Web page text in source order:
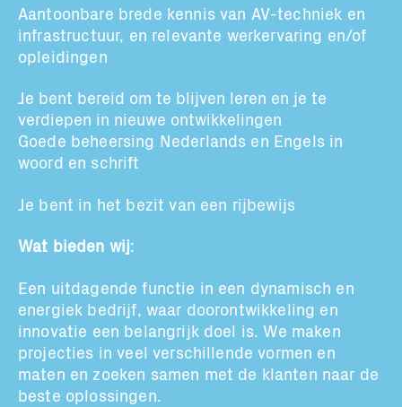
Aantoonbare brede kennis van AV-techniek en
infrastructuur, en relevante werkervaring en/of
opleidingen
Je bent bereid om te blijven leren en je te
verdiepen in nieuwe ontwikkelingen
Goede beheersing Nederlands en Engels in
woord en schrift
Je bent in het bezit van een rijbewijs
Wat bieden wij:
Een uitdagende functie in een dynamisch en
energiek bedrijf, waar doorontwikkeling en
innovatie een belangrijk doel is. We maken
projecties in veel verschillende vormen en
maten en zoeken samen met de klanten naar de
beste oplossingen.